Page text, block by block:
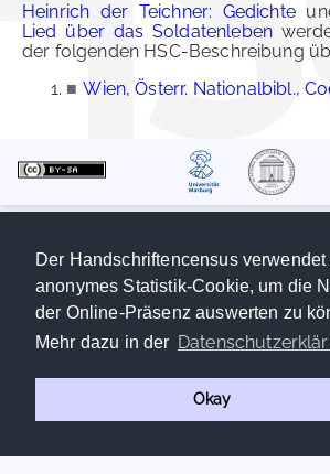
Der Handschriftencensus verwendet
anonymes Statistik-Cookie, um die
der Online-Präsenz auswerten zu
Mehr dazu in der
Okay
Heinrich der Teichner: Gedichte
Lied über das Soldatenleben
der folgenden HSC-Beschreibung
■ Wien, Österr. Nationalbibl.,